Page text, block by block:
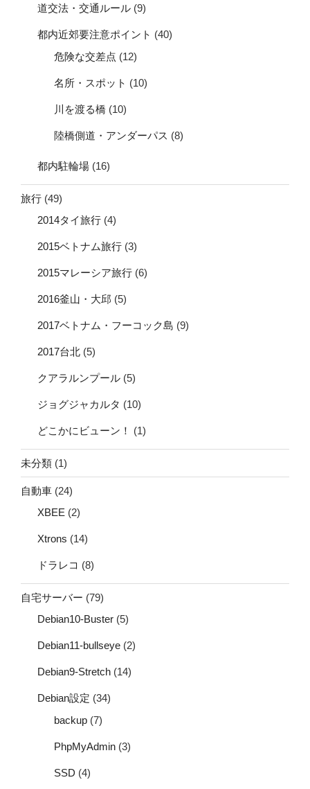
道交法・交通ルール (9)
都内近郊要注意ポイント (40)
危険な交差点 (12)
名所・スポット (10)
川を渡る橋 (10)
陸橋側道・アンダーパス (8)
都内駐輪場 (16)
旅行 (49)
2014タイ旅行 (4)
2015ベトナム旅行 (3)
2015マレーシア旅行 (6)
2016釜山・大邱 (5)
2017ベトナム・フーコック島 (9)
2017台北 (5)
クアラルンプール (5)
ジョグジャカルタ (10)
どこかにビューン！ (1)
未分類 (1)
自動車 (24)
XBEE (2)
Xtrons (14)
ドラレコ (8)
自宅サーバー (79)
Debian10-Buster (5)
Debian11-bullseye (2)
Debian9-Stretch (14)
Debian設定 (34)
backup (7)
PhpMyAdmin (3)
SSD (4)